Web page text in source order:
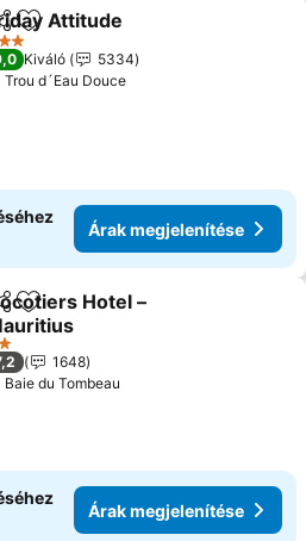
Hozzáadás a kedvencekhez
Attitude
Kiváló
5334
Trou d´Eau Douce
Árak megjelenítése
Hozzáadás a kedvencekhez
Hotel –
1648
Baie du Tombeau
Árak megjelenítése